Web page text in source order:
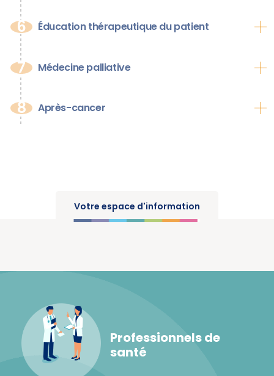
6 Éducation thérapeutique du patient
7 Médecine palliative
8 Après-cancer
Votre espace d'information
Professionnels de
santé